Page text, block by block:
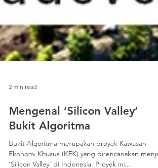
2 min read
Mengenal ‘Silicon Valley’
Bukit Algoritma
Bukit Algoritma merupakan proyek Kawasan